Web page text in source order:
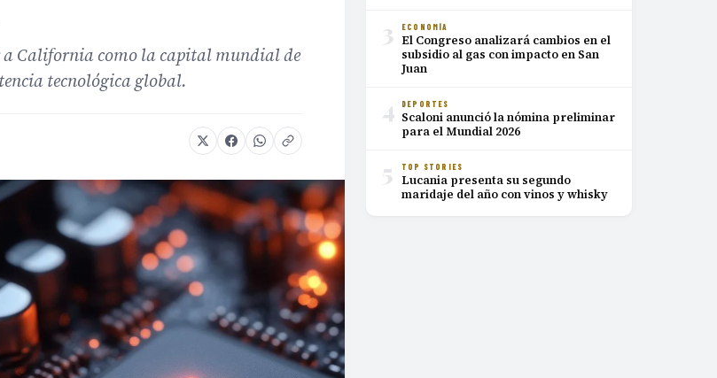
California como la capital mundial de
tecnológica global.
3 ECONOMÍA
El Congreso analizará cambios en el
subsidio al gas con impacto en San
Juan
4 DEPORTES
Scaloni anunció la nómina preliminar
para el Mundial 2026
5 TOP STORIES
Lucania presenta su segundo
maridaje del año con vinos y whisky